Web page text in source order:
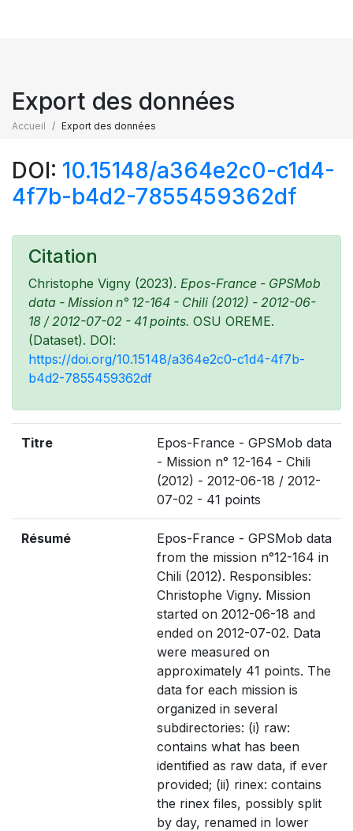
Export des données
Accueil Export des données
DOI: 10.15148/a364e2c0-c1d4-
4f7b-b4d2-7855459362df
Citation
Christophe Vigny (2023). Epos-France - GPSMob
data - Mission n° 12-164 - Chili (2012) - 2012-06-
18 / 2012-07-02 - 41 points. OSU OREME.
(Dataset). DOI:
https://doi.org/10.15148/a364e2c0-c1d4-4f7b-
b4d2-7855459362df
Titre
Epos-France - GPSMob data
- Mission n° 12-164 - Chili
(2012) - 2012-06-18 / 2012-
07-02 - 41 points
Résumé
Epos-France - GPSMob data
from the mission n°12-164 in
Chili (2012). Responsibles:
Christophe Vigny. Mission
started on 2012-06-18 and
ended on 2012-07-02. Data
were measured on
approximately 41 points. The
data for each mission is
organized in several
subdirectories: (i) raw:
contains what has been
identified as raw data, if ever
provided; (ii) rinex: contains
the rinex files, possibly split
by day, renamed in lower